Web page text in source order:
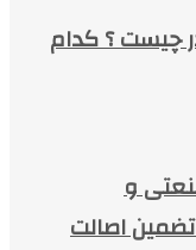
چیست ؟ کدام
و
اصالت